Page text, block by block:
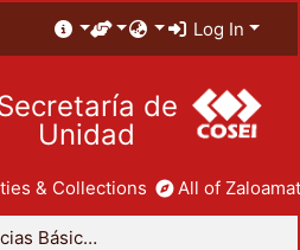
Log In
de
Unidad
& Collections All of
División de Ciencias Básicas e Ingeniería